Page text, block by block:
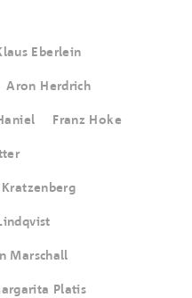
Eberlein
Aron Herdrich
Franz Hoke
Kratzenberg
Marschall
Platis